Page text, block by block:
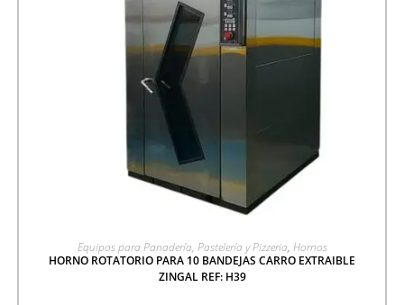
AGREGAR A COTIZACIÓN
Equipos para Panadería, Pastelería y Pizzeria, Hornos
HORNO ROTATORIO PARA 10 BANDEJAS CARRO EXTRAIBLE
ZINGAL REF: H39